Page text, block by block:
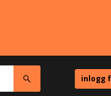
inlogg